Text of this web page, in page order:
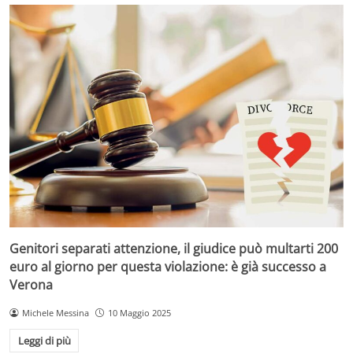
Genitori separati attenzione, il giudice può multarti 200
euro al giorno per questa violazione: è già successo a
Verona
Michele Messina 10 Maggio 2025
Leggi di più